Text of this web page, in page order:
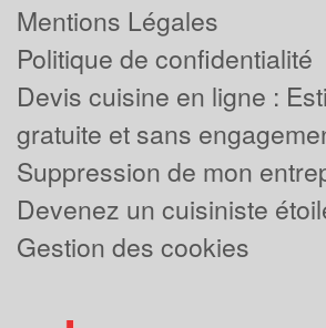
Mentions Légales
Politique de confidentialité
Devis cuisine en ligne :
gratuite et sans
Suppression de mon
Devenez un cuisiniste
Gestion des cookies